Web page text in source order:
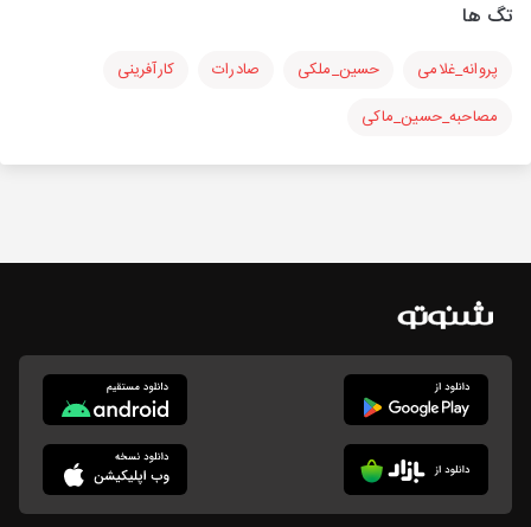
تگ ها
پروانه_غلامی حسین_ملکی صادرات
کارآفرینی
مصاحبه_حسین_ماکی